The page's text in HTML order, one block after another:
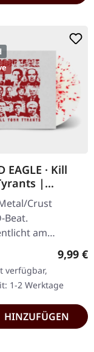
EAGLE · Kill
|
7" EP
Crust
Beat.
am
auf Supreme
Records. Weiße,
7" Vinyl-EP mit
im
9,99 €
verfügbar,
1-2 Werktage
HINZUFÜGEN